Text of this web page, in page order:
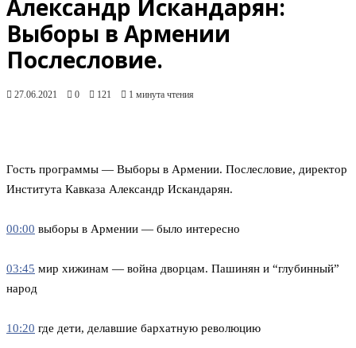
Александр Искандарян:
Выборы в Армении
Послесловие.
27.06.2021 0 121 1 минута чтения
Гость программы — Выборы в Армении. Послесловие, директор
Института Кавказа Александр Искандарян.
00:00 выборы в Армении — было интересно
03:45 мир хижинам — война дворцам. Пашинян и “глубинный”
народ
10:20 где дети, делавшие бархатную революцию